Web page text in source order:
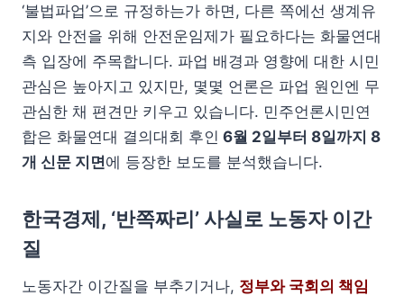
‘불법파업’으로 규정하는가 하면, 다른 쪽에선 생계유
지와 안전을 위해 안전운임제가 필요하다는 화물연대
측 입장에 주목합니다. 파업 배경과 영향에 대한 시민
관심은 높아지고 있지만, 몇몇 언론은 파업 원인엔 무
관심한 채 편견만 키우고 있습니다. 민주언론시민연
합은 화물연대 결의대회 후인 6월 2일부터 8일까지 8
개 신문 지면에 등장한 보도를 분석했습니다.
한국경제, ‘반쪽짜리’ 사실로 노동자 이간
질
노동자간 이간질을 부추기거나, 정부와 국회의 책임